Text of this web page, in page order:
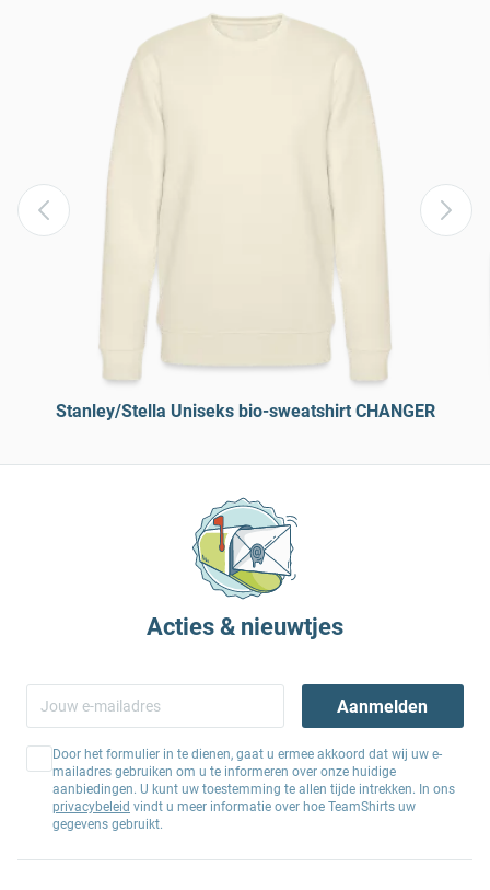
Stanley/Stella Uniseks bio-sweatshirt CHANGER
Acties & nieuwtjes
Aanmelden
Door het formulier in te dienen, gaat u ermee akkoord dat wij uw e-
mailadres gebruiken om u te informeren over onze huidige
aanbiedingen. U kunt uw toestemming te allen tijde intrekken. In ons
privacybeleid vindt u meer informatie over hoe TeamShirts uw
gegevens gebruikt.